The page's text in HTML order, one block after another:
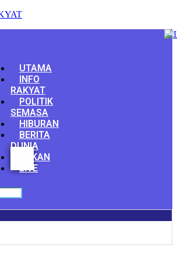
UTAMA
INFO
RAKYAT
POLITIK
SEMASA
HIBURAN
BERITA
DUNIA
SUKAN
LIVE
Facebook
Youtube